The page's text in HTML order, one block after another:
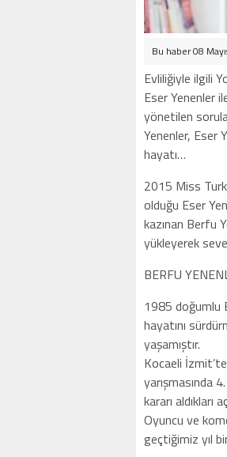
Bu haber 08
Evliliğiyle ilgili
Eser Yenenler
yönetilen
Yenenler, Eser
hayatı…
2015 Miss
olduğu Eser
kazınan Berfu
yükleyerek
BERFU
1985 doğumlu
hayatını
yaşamıştır.
Kocaeli
yarışmasında
kararı aldıkları
Oyuncu ve
geçtiğimiz yıl